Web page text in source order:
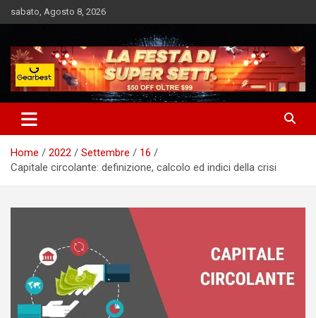
to
sabato, Agosto 8, 2026
Market News
Notizie Bomba dall'Italia e dal Mondo
Home 2022 Settembre
16
Capitale circolante: definizione, calcolo ed indici della crisi